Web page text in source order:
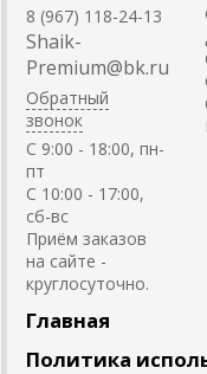
8 (967) 118-24-13
Shaik-
Premium@bk.ru
Обратный
звонок
C 9:00 - 18:00, пн-
пт
С 10:00 - 17:00,
сб-вс
Приём заказов
на сайте -
круглосуточно.
Главная
Политика